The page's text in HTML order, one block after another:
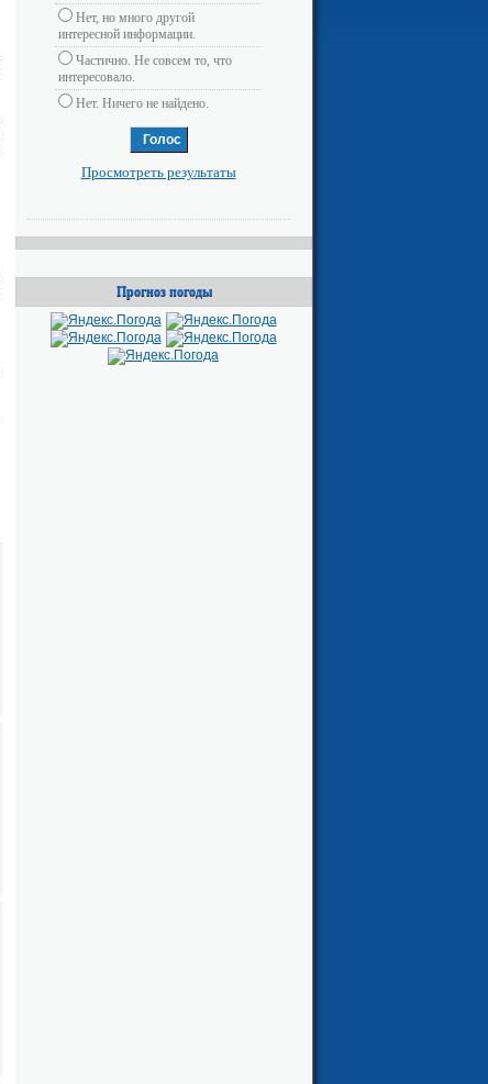
Нет, но много другой
интересной информации.
Частично. Не совсем то, что
интересовало.
Нет. Ничего не найдено.
Просмотреть результаты
Прогноз погоды